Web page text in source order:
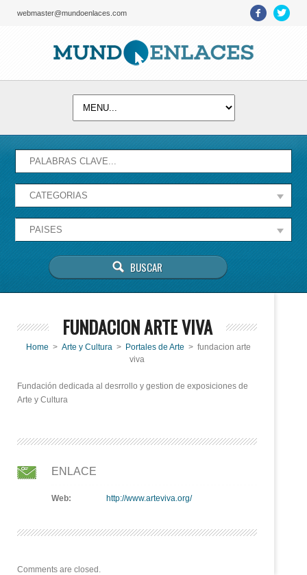
webmaster@mundoenlaces.com
FUNDACION ARTE VIVA
Home > Arte y Cultura> Portales de Arte > fundacion arte
viva
Fundación dedicada al desrrollo y gestion de exposiciones de
Arte y Cultura
ENLACE
Web: http://www.arteviva.org/
Comments are closed.